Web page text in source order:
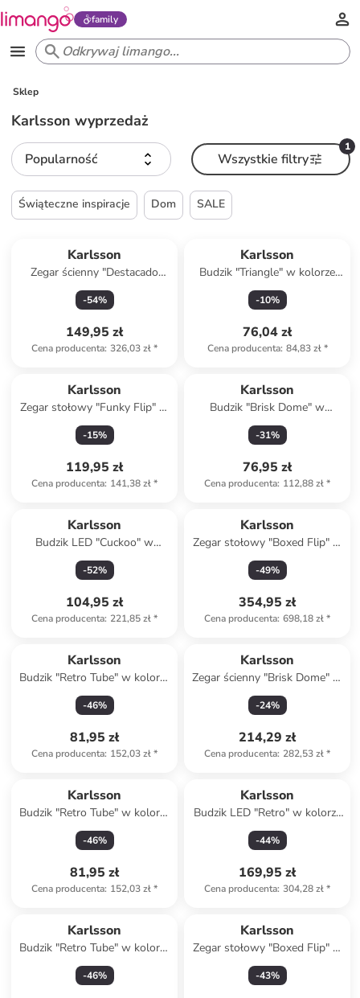
family
Sklep
Karlsson wyprzedaż
Popularność
1
Wszystkie filtry
Świąteczne inspiracje Dom SALE
Karlsson
Zegar ścienny "Destacado
Cuckoo'' w kolorze
jasnobrązowym - Ø 28 cm
-54%
149,95 zł
Cena producenta: 326,03 zł*
Karlsson
Budzik "Triangle" w kolorze
czarnym - wys. 9,3 cm
-10%
76,04 zł
Cena producenta: 84,83 zł*
Karlsson
Zegar stołowy "Funky Flip" w
kolorze żółtym - 17,7 x 9,2 x 7
cm
-15%
119,95 zł
Cena producenta: 141,38 zł*
Karlsson
Budzik "Brisk Dome" w
kolorze szarym - 11 x 13,8 x
6,5 cm
-31%
76,95 zł
Cena producenta: 112,88 zł*
Karlsson
Budzik LED "Cuckoo" w
kolorze zielonym - 9 x 15,8 x
6 cm
-52%
104,95 zł
Cena producenta: 221,85 zł*
Karlsson
Zegar stołowy "Boxed Flip" w
kolorze pomarańczowym -
20,7 x 11,7 x 7,1 cm
-49%
354,95 zł
Cena producenta: 698,18 zł*
Karlsson
Budzik "Retro Tube" w kolorze
zielonym - 26 x 9 x 9 cm
-46%
81,95 zł
Cena producenta: 152,03 zł*
Karlsson
Zegar ścienny "Brisk Dome" w
kolorze czerwonym - Ø 40 cm
-24%
214,29 zł
Cena producenta: 282,53 zł*
Karlsson
Budzik "Retro Tube" w kolorze
pomarańczowym - 26 x 9 x 9
cm
-46%
81,95 zł
Cena producenta: 152,03 zł*
Karlsson
Budzik LED "Retro" w kolorze
czarnym - 20 x 15,4 x 11,5 cm
-44%
169,95 zł
Cena producenta: 304,28 zł*
Karlsson
Budzik "Retro Tube" w kolorze
żółtym - 26 x 9 x 9 cm
-46%
Karlsson
Zegar stołowy "Boxed Flip" w
kolorze niebieskim - 20,7 x
11,7 x 7,1 cm
-43%